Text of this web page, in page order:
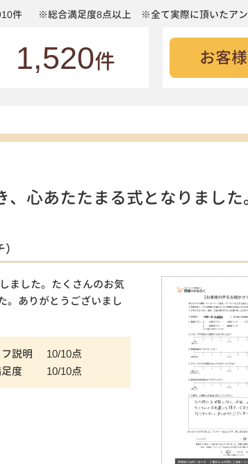
件 ※総合満足度8点以上 ※全て実際に頂いたアン
1,520件 お客
心あたたまる式となりました
ました。たくさんのお気
。ありがとうございまし
説明
10/10点
度
10/10点